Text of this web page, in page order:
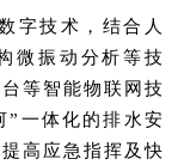
字技术，结合人
微振动分析等技
等智能物联网技
一体化的排水安
高应急指挥及快